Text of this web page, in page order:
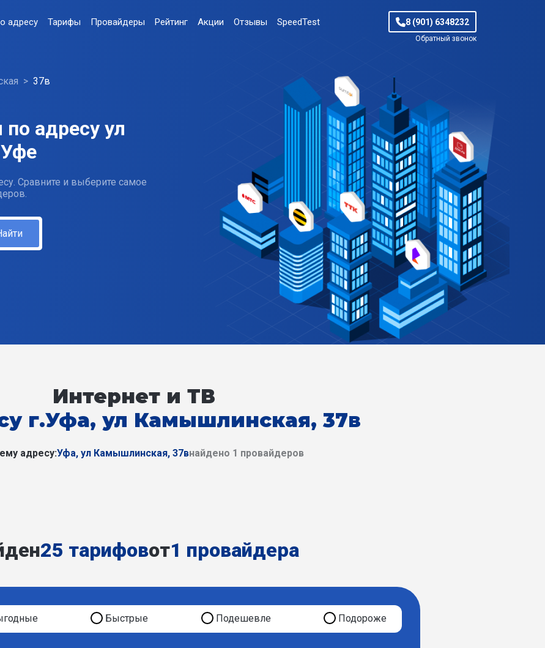
адресу Тарифы Провайдеры Рейтинг Акции Отзывы SpeedTest 8 (901) 6348232
Обратный звонок
37в
адресу ул
Сравните и выберите самое
Интернет и ТВ
г.Уфа, ул Камышлинская, 37в
адресу:Уфа, ул Камышлинская, 37внайдено 1 провайдеров
25 тарифовот1 провайдера
Быстрые Подешевле Подороже